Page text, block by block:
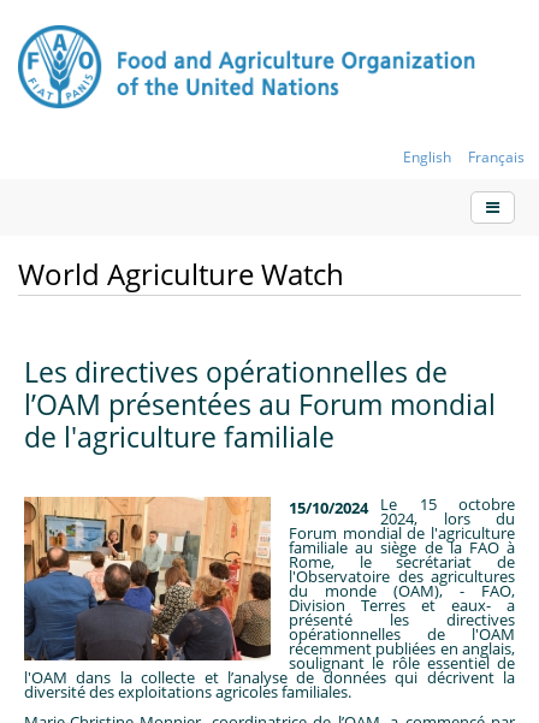
English Français
World Agriculture Watch
Les directives opérationnelles de
l’OAM présentées au Forum mondial
de l'agriculture familiale
15/10/2024 Le 15 octobre
2024, lors du
Forum mondial de l'agriculture
familiale au siège de la FAO à
Rome, le secrétariat de
l'Observatoire des agricultures
du monde (OAM), - FAO,
Division Terres et eaux- a
présenté les directives
opérationnelles de l'OAM
récemment publiées en anglais,
soulignant le rôle essentiel de
l'OAM dans la collecte et l’analyse de données qui décrivent la
diversité des exploitations agricoles familiales.